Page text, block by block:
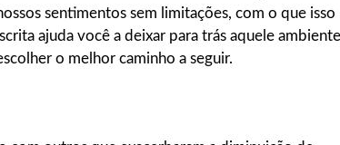
sentimentos sem limitações, com o que isso
ajuda você a deixar para trás aquele ambiente
o melhor caminho a seguir.